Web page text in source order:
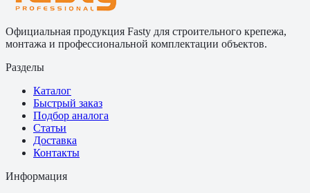
Официальная продукция Fasty для строительного крепежа,
монтажа и профессиональной комплектации объектов.
Разделы
Каталог
Быстрый заказ
Подбор аналога
Статьи
Доставка
Контакты
Информация